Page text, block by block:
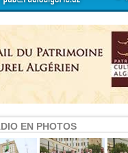
EN PHOTOS